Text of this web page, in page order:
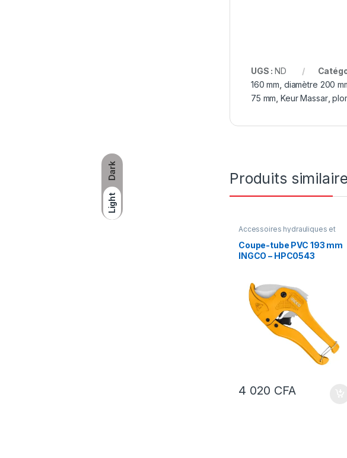
Dark
Light
UGS :ND
160 mm diamètre 200
75 mm ,Keur Massar,
Produits
Accessoires hydrauliques et
Outillage ,Outillage à main,
Outils du plombier,Plomberie
Coupe-tube PVC 193 mm
INGCO – HPC0543
4 020 CFA